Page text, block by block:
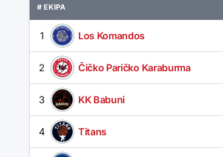
# EKIPA
1 Los Komandos
2 Čičko Paričko Karaburma
3 KK Babuni
4 Titans